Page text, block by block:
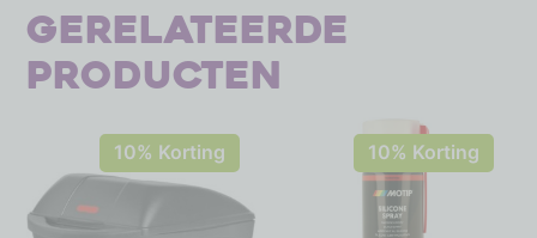
Gerelateerde
producten
10% Korting 10% Korting